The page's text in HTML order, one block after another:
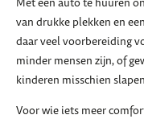
Met een auto te huuren
van drukke plekken en
daar veel voorbereiding
minder mensen zijn, of
kinderen misschien
Voor wie iets meer